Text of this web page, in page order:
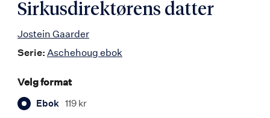
Sirkusdirektørens datter
Jostein Gaarder
Serie: Aschehoug ebok
Velg format
Ebok 119 kr